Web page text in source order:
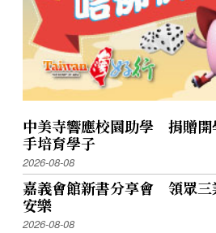
中美寺響應校園助學 捐贈開
手培育學子
2026-08-08
嘉義會館新書分享會 領眾三
安樂
2026-08-08